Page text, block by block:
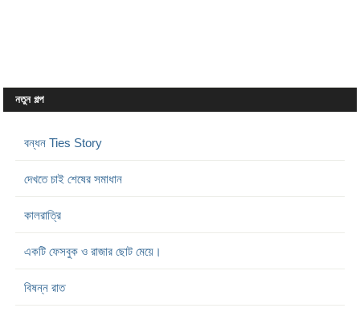
নতুন গল্প
বন্ধন Ties Story
দেখতে চাই শেষের সমাধান
কালরাত্রি
একটি ফেসবুক ও রাজার ছোট মেয়ে।
বিষন্ন রাত